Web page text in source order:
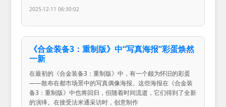
2025-12-11 06:30:02
《合金装备3：重制版》中“写真海报”彩蛋焕然
一新
在最初的《合金装备3：重制版》中，有一个颇为怀旧的彩蛋
——散布在都市场景中的写真偶像海报。这些海报在《合金装
备3：重制版》中也将回归，但随着时间流逝，它们得到了全新
的演绎。在接受法米通采访时，创意制作